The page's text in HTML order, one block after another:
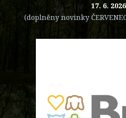
17. 6. 2026
(doplněny novinky